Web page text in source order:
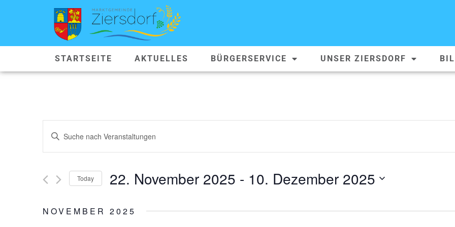
STARTSEITE AKTUELLES BÜRGERSERVICE UNSER ZIERSDORF
VERANSTALTUNGEN
SUCHE
UND
ANSICHTEN,
NAVIGATION
Geben
Sie
Schlüsselwort.
Veranstaltungen
Schlüsselwort.
Today 22. November 2025 - 10. Dezember 2025
NOVEMBER 2025